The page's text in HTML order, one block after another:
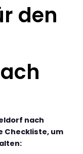
den
nach
Checkliste, um